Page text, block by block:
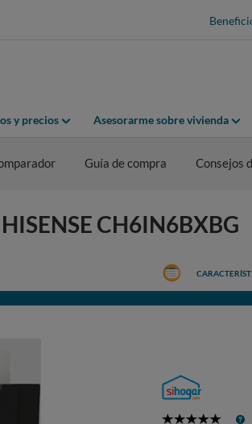
y precios Asesorarme sobre vivienda
Guía de compra Consejos
CH6IN6BXBG
5